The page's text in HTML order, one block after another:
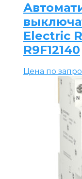
Electric
R9F12140
Цена по